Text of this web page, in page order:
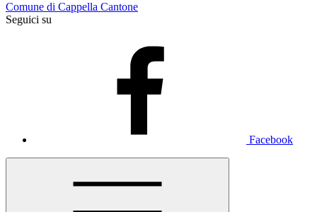
Comune di Cappella Cantone
Seguici su
Facebook